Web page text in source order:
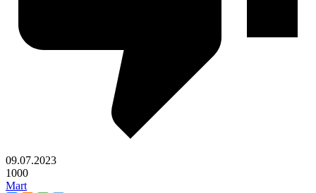
09.07.2023
1000
Mart